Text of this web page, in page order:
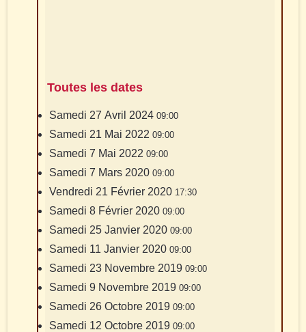
Toutes les dates
Samedi 27 Avril 202409:00
Samedi 21 Mai 202209:00
Samedi 7 Mai 202209:00
Samedi 7 Mars 202009:00
Vendredi 21 Février 2020 17:30
Samedi 8 Février 202009:00
Samedi 25 Janvier 202009:00
Samedi 11 Janvier 202009:00
Samedi 23 Novembre 201909:00
Samedi 9 Novembre 201909:00
Samedi 26 Octobre 201909:00
Samedi 12 Octobre 201909:00